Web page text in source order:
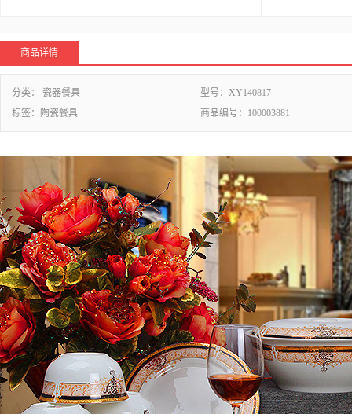
商品详情
分类： 瓷器餐具 型号： XY140817
标签：
陶瓷餐具 商品编号： 100003881